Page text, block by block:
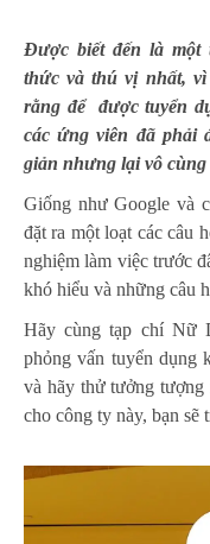
Được biết đến là một
thức và thú vị nhất,
rằng để được tuyển
các ứng viên đã phải
giản nhưng lại vô
Giống như Google và
đặt ra một loạt các câu
nghiệm làm việc trước
khó hiểu và những câu
Hãy cùng tạp chí Nữ
phỏng vấn tuyển dụng
và hãy thử tưởng tượng
cho công ty này, bạn sẽ